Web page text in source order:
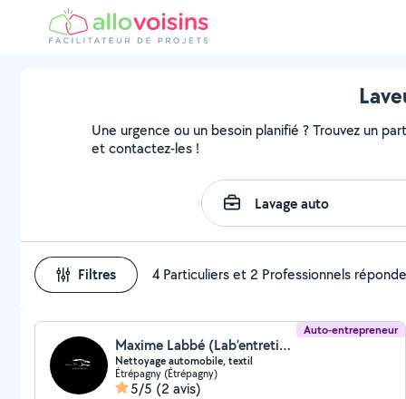
Une urgence ou un besoin planifié ? Trouvez un
et contactez-les !
Filtres 4 Particuliers et 2 Professionnels
Auto-entrepreneur
Maxime Labbé (Lab’entretien)
Nettoyage automobile, textil
Étrépagny (Étrépagny)
5/5 (2 avis)